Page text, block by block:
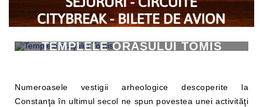
TEMPLELE ORAŞULUI TOMIS
Numeroasele vestigii arheologice descoperite la
Constanţa în ultimul secol ne spun povestea unei activităţi